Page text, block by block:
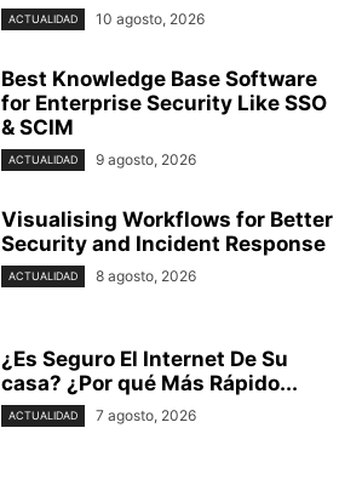
ACTUALIDAD 10 agosto, 2026
Best Knowledge Base Software
for Enterprise Security Like SSO
& SCIM
ACTUALIDAD 9 agosto, 2026
Visualising Workflows for Better
Security and Incident Response
ACTUALIDAD 8 agosto, 2026
¿Es Seguro El Internet De Su
casa? ⁢¿Por qué Más Rápido...
ACTUALIDAD 7 agosto, 2026